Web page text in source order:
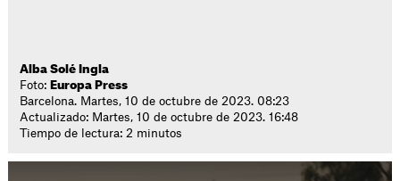
Alba Solé Ingla
Foto: Europa Press
Barcelona. Martes, 10 de octubre de 2023. 08:23
Actualizado: Martes, 10 de octubre de 2023. 16:48
Tiempo de lectura: 2 minutos